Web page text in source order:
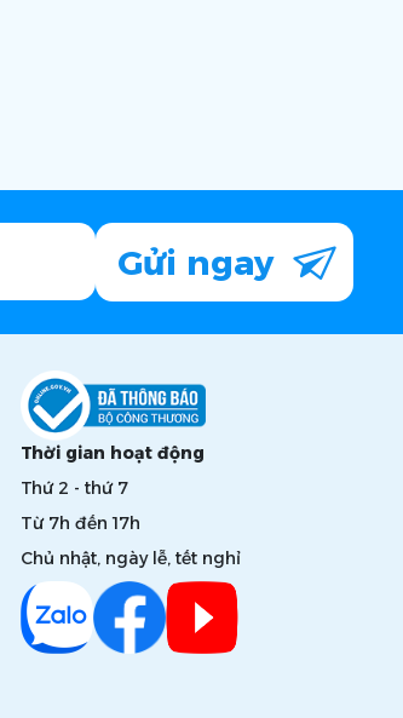
Gửi ngay
Thời gian hoạt động
Thứ 2 - thứ 7
Từ 7h đến 17h
Chủ nhật, ngày lễ, tết nghỉ